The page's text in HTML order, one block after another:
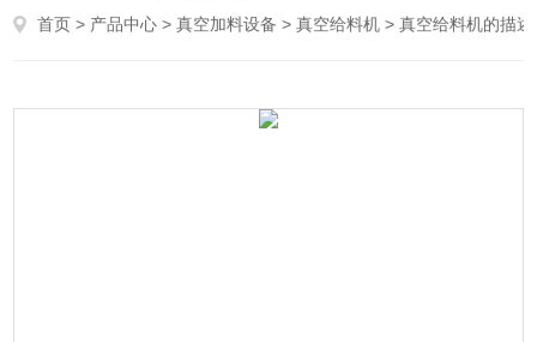
首页 > 产品中心 >真空加料设备 >真空给料机 > 真空给料机的描述